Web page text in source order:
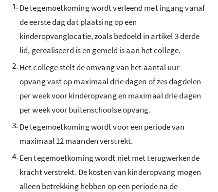
1. De tegemoetkoming wordt verleend met ingang vanaf
de eerste dag dat plaatsing op een
kinderopvanglocatie, zoals bedoeld in artikel 3 derde
lid, gerealiseerd is en gemeld is aan het college.
2. Het college stelt de omvang van het aantal uur
opvang vast op maximaal drie dagen of zes dagdelen
per week voor kinderopvang en maximaal drie dagen
per week voor buitenschoolse opvang.
3. De tegemoetkoming wordt voor een periode van
maximaal 12 maanden verstrekt.
4. Een tegemoetkoming wordt niet met terugwerkende
kracht verstrekt. De kosten van kinderopvang mogen
alleen betrekking hebben op een periode na de